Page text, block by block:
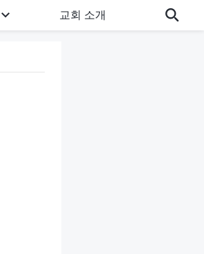
교회 소개